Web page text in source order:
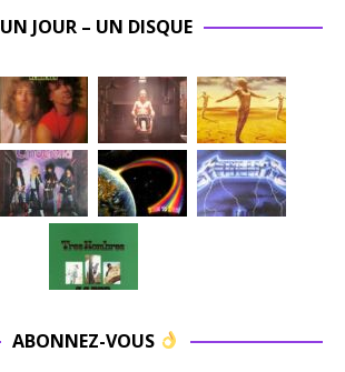
UN JOUR – UN DISQUE
ABONNEZ-VOUS